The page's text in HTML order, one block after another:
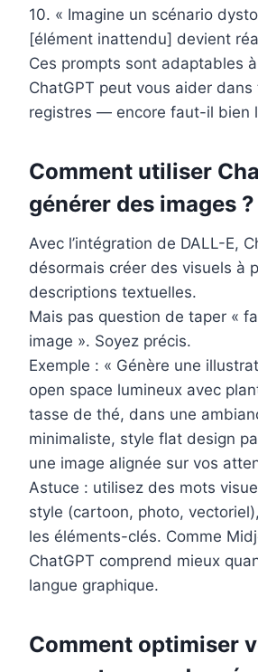
10. « Imagine un scénario
[élément inattendu] devient
Ces prompts sont adaptables
ChatGPT peut vous aider dans
registres — encore faut-il bien
Comment utiliser
générer des images ?
Avec l’intégration de DALL-E,
désormais créer des visuels à
descriptions textuelles.
Mais pas question de taper «
image ». Soyez précis.
Exemple : « Génère une
open space lumineux avec
tasse de thé, dans une
minimaliste, style flat design
une image alignée sur vos
Astuce : utilisez des mots
style (cartoon, photo,
les éléments-clés. Comme
ChatGPT comprend mieux
langue graphique.
Comment optimiser